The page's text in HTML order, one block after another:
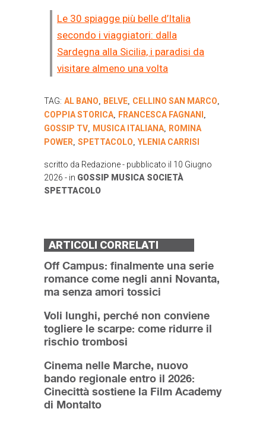
Le 30 spiagge più belle d’Italia
secondo i viaggiatori: dalla
Sardegna alla Sicilia, i paradisi da
visitare almeno una volta
TAG: AL BANO, BELVE, CELLINO SAN MARCO,
COPPIA STORICA, FRANCESCA FAGNANI ,
GOSSIP TV, MUSICA ITALIANA, ROMINA
POWER, SPETTACOLO, YLENIA CARRISI
scritto da Redazione- pubblicato il 10 Giugno
2026 - in GOSSIP MUSICA SOCIETÀ
SPETTACOLO
ARTICOLI CORRELATI
Off Campus: finalmente una serie
romance come negli anni Novanta,
ma senza amori tossici
Voli lunghi, perché non conviene
togliere le scarpe: come ridurre il
rischio trombosi
Cinema nelle Marche, nuovo
bando regionale entro il 2026:
Cinecittà sostiene la Film Academy
di Montalto